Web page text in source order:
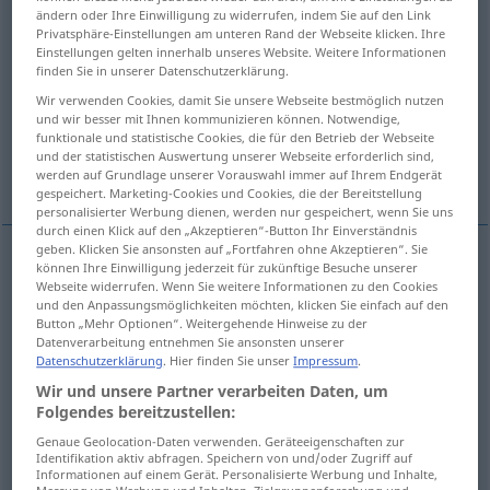
Übersicht aller Übersetzungen
(Für mehr Details die Übersetzung anklicken/antippen)
ländlich, vom Lande herkommend, Land…
landwirtschaftlich, Ackerbau…
ländlich, vom Lande (herkommend), Land…
rural
landwirtschaftlich, Ackerbau… ruralagricultural
ändern oder Ihre Einwilligung zu widerrufen, indem Sie auf den Link
Privatsphäre-Einstellungen am unteren Rand der Webseite klicken. Ihre
Einstellungen gelten innerhalb unseres Website. Weitere Informationen
finden Sie in unserer Datenschutzerklärung.
Wir verwenden Cookies, damit Sie unsere Webseite bestmöglich nutzen
und wir besser mit Ihnen kommunizieren können. Notwendige,
funktionale und statistische Cookies, die für den Betrieb der Webseite
und der statistischen Auswertung unserer Webseite erforderlich sind,
werden auf Grundlage unserer Vorauswahl immer auf Ihrem Endgerät
gespeichert. Marketing-Cookies und Cookies, die der Bereitstellung
personalisierter Werbung dienen, werden nur gespeichert, wenn Sie uns
durch einen Klick auf den „Akzeptieren“-Button Ihr Einverständnis
geben. Klicken Sie ansonsten auf „Fortfahren ohne Akzeptieren“. Sie
können Ihre Einwilligung jederzeit für zukünftige Besuche unserer
Webseite widerrufen. Wenn Sie weitere Informationen zu den Cookies
und den Anpassungsmöglichkeiten möchten, klicken Sie einfach auf den
Button „Mehr Optionen“. Weitergehende Hinweise zu der
Datenverarbeitung entnehmen Sie ansonsten unserer
Datenschutzerklärung. Hier finden Sie unserImpressum.
Wir und unsere Partner verarbeiten Daten, um
Folgendes bereitzustellen:
Genaue Geolocation-Daten verwenden. Geräteeigenschaften zur
Identifikation aktiv abfragen. Speichern von und/oder Zugriff auf
Informationen auf einem Gerät. Personalisierte Werbung und Inhalte,